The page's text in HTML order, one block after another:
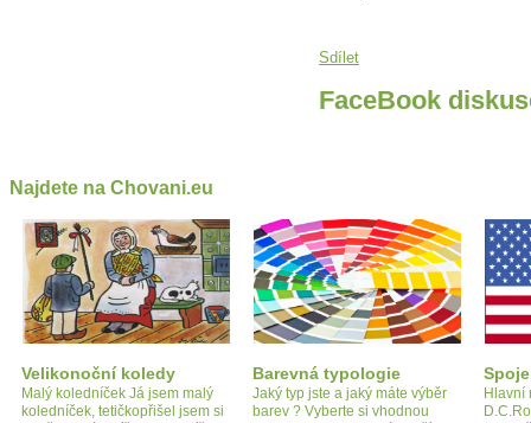
Sdílet
FaceBook
Najdete na Chovani.eu
Velikonoční koledy
Malý koledníček Já jsem malý
koledníček, tetičkopřišel jsem si
Barevná typologie
Jaký typ jste a jaký máte výběr
barev ? Vyberte si vhodnou
Hlavní